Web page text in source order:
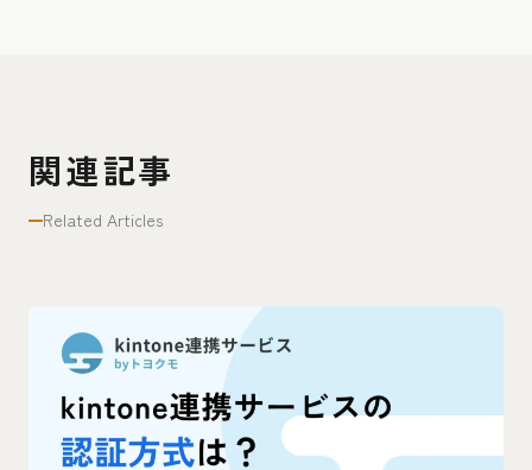
関連記事
Related Articles